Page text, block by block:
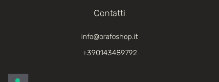
Contatti
info@orafoshop.it
+390143489792